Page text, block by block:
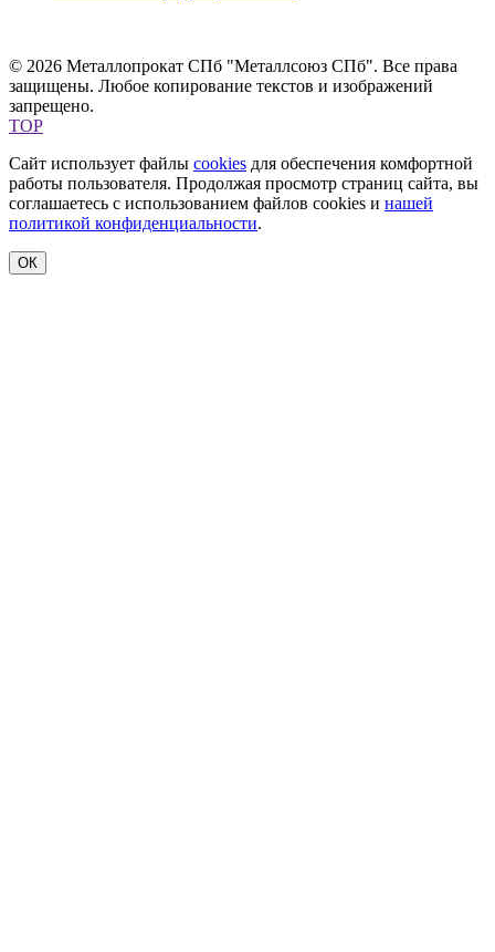
© 2026 Металлопрокат СПб "Металлсоюз СПб". Все права
защищены. Любое копирование текстов и изображений
запрещено.
TOP
Сайт использует файлы cookies для обеспечения комфортной
работы пользователя. Продолжая просмотр страниц сайта, вы
соглашаетесь с использованием файлов cookies и нашей
политикой конфиденциальности.
ОК